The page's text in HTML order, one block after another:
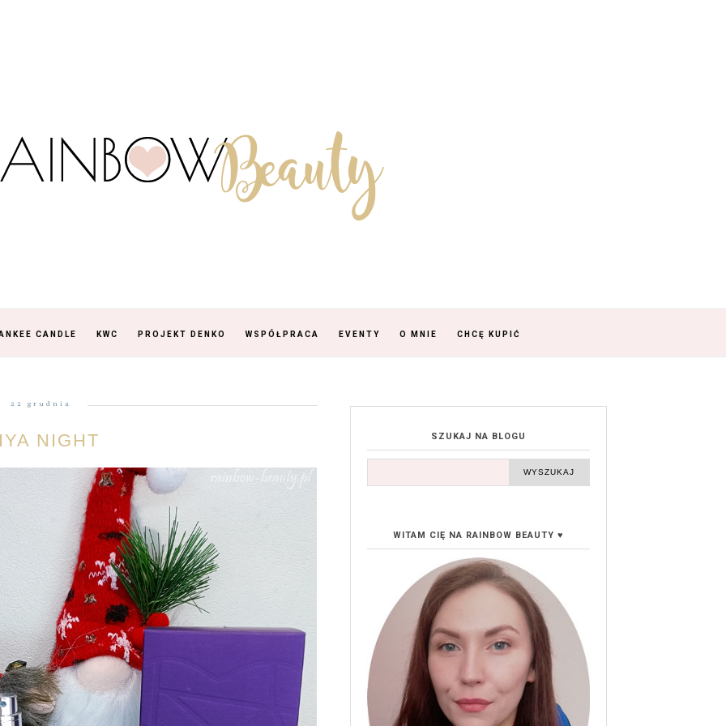
CANDLE KWC PROJEKT DENKO WSPÓŁPRACA EVENTY O MNIE CHCĘ KUPIĆ
22 grudnia
NIGHT SZUKAJ NA BLOGU
WITAM CIĘ NA RAINBOW BEAUTY ♥